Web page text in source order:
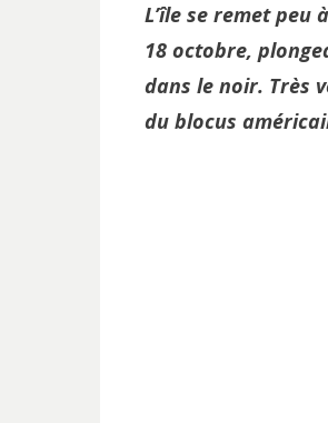
L’île se remet
18 octobre,
dans le noir. Très
du blocus